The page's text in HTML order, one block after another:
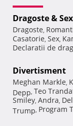
Dragoste & Sex
Dragoste,
Casatorie, Sex,
Declaratii de
Divertisment
Meghan Markle,
Depp, Teo
Smiley, Andra,
Trump, Program